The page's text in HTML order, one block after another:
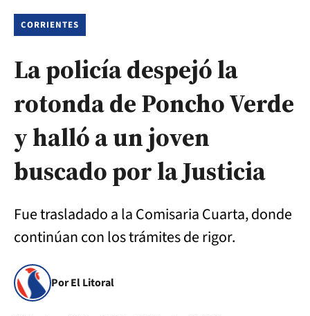
CORRIENTES
La policía despejó la
rotonda de Poncho Verde
y halló a un joven
buscado por la Justicia
Fue trasladado a la Comisaria Cuarta, donde
continúan con los trámites de rigor.
Por El Litoral